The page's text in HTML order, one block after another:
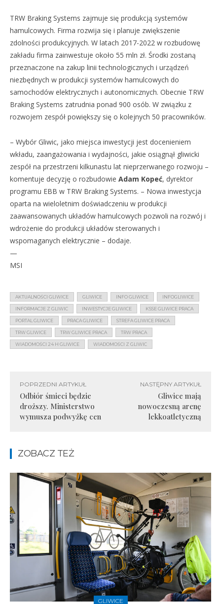
TRW Braking Systems zajmuje się produkcją systemów
hamulcowych. Firma rozwija się i planuje zwiększenie
zdolności produkcyjnych. W latach 2017-2022 w rozbudowę
zakładu firma zainwestuje około 55 mln zł. Środki zostaną
przeznaczone na zakup linii technologicznych i urządzeń
niezbędnych w produkcji systemów hamulcowych do
samochodów elektrycznych i autonomicznych. Obecnie TRW
Braking Systems zatrudnia ponad 900 osób. W związku z
rozwojem zespół powiększy się o kolejnych 50 pracowników.
– Wybór Gliwic, jako miejsca inwestycji jest docenieniem
wkładu, zaangażowania i wydajności, jakie osiągnął gliwicki
zespół na przestrzeni kilkunastu lat nieprzerwanego rozwoju –
komentuje decyzję o rozbudowie Adam Kopeć, dyrektor
programu EBB w TRW Braking Systems. – Nowa inwestycja
oparta na wieloletnim doświadczeniu w produkcji
zaawansowanych układów hamulcowych pozwoli na rozwój i
wdrożenie do produkcji układów sterowanych i
wspomaganych elektrycznie – dodaje.
—
MSI
AKTUALNOŚCI GLIWICE GLIWICE INFO GLIWICE INFOGLIWICE
INFORMACJE Z GLIWIC INWESTYCJE GLIWICE KSSE GLIWICE PRACA
PORTAL GLIWICE PRACA GLIWICE STREFA GLIWICE PRACA
TRW GLIWICE TRW GLIWICE PRACA TRW PRACA
WIADOMOŚCI 24 H GLIWICE WIADOMOŚCI Z GLIWIC
POPRZEDNI ARTYKUŁ
Odbiór śmieci będzie
droższy. Ministerstwo
wymusza podwyżkę cen
NASTĘPNY ARTYKUŁ
Gliwice mają
nowoczesną arenę
lekkoatletyczną
ZOBACZ TEŻ
GLIWICE